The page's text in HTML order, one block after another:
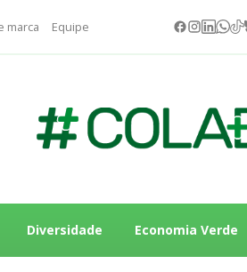
marca Equipe
Diversidade Economia Verde